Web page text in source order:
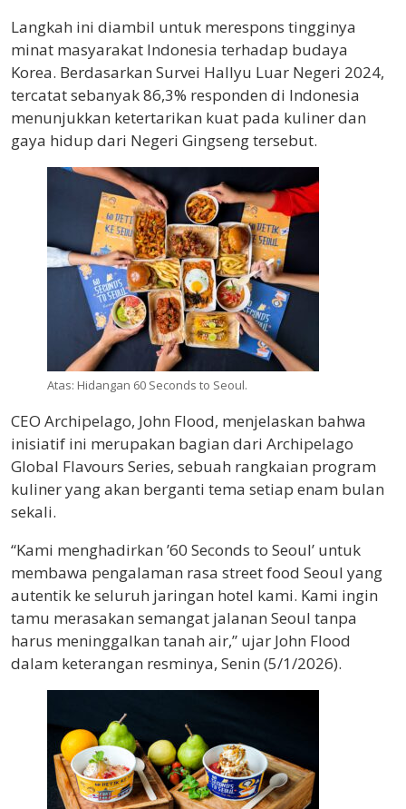
Langkah ini diambil untuk merespons tingginya
minat masyarakat Indonesia terhadap budaya
Korea. Berdasarkan Survei Hallyu Luar Negeri 2024,
tercatat sebanyak 86,3% responden di Indonesia
menunjukkan ketertarikan kuat pada kuliner dan
gaya hidup dari Negeri Gingseng tersebut.
Atas: Hidangan 60 Seconds to Seoul.
CEO Archipelago, John Flood, menjelaskan bahwa
inisiatif ini merupakan bagian dari Archipelago
Global Flavours Series, sebuah rangkaian program
kuliner yang akan berganti tema setiap enam bulan
sekali.
“Kami menghadirkan ’60 Seconds to Seoul’ untuk
membawa pengalaman rasa street food Seoul yang
autentik ke seluruh jaringan hotel kami. Kami ingin
tamu merasakan semangat jalanan Seoul tanpa
harus meninggalkan tanah air,” ujar John Flood
dalam keterangan resminya, Senin (5/1/2026).